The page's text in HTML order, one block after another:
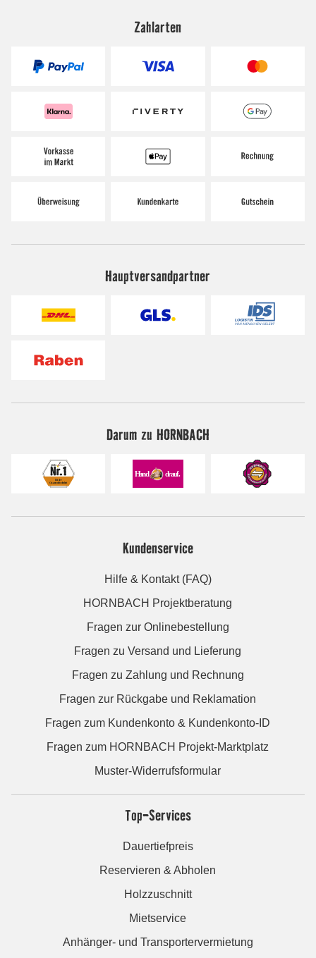
Zahlarten
Hauptversandpartner
Darum zu HORNBACH
Kundenservice
Hilfe & Kontakt (FAQ)
HORNBACH Projektberatung
Fragen zur Onlinebestellung
Fragen zu Versand und Lieferung
Fragen zu Zahlung und Rechnung
Fragen zur Rückgabe und Reklamation
Fragen zum Kundenkonto & Kundenkonto-ID
Fragen zum HORNBACH Projekt-Marktplatz
Muster-Widerrufsformular
Top-Services
Dauertiefpreis
Reservieren & Abholen
Holzzuschnitt
Mietservice
Anhänger- und Transportervermietung